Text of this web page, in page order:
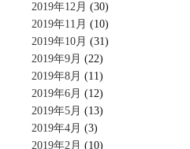
2019年12月 (30)
2019年11月 (10)
2019年10月 (31)
2019年9月 (22)
2019年8月 (11)
2019年6月 (12)
2019年5月 (13)
2019年4月 (3)
2019年2月 (10)